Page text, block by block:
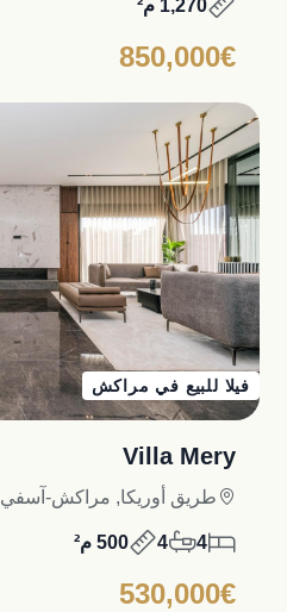
1,270 م²
850,000€
فيلا للبيع في مراكش
Villa Mery
طريق أوريكا, مراكش-آسفي
4
4 500 م²
530,000€